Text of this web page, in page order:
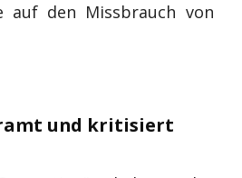
auf den Missbrauch von
und kritisiert